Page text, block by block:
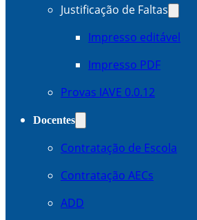
Justificação de Faltas
Impresso editável
Impresso PDF
Provas IAVE 0.0.12
Docentes
Contratação de Escola
Contratação AECs
ADD